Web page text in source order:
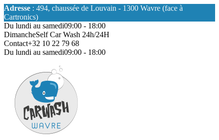
Adresse : 494, chaussée de Louvain - 1300 Wavre (face à
Cartronics)
Du lundi au samedi09:00 - 18:00
DimancheSelf Car Wash 24h/24H
Contact+32 10 22 79 68
Du lundi au samedi09:00 - 18:00